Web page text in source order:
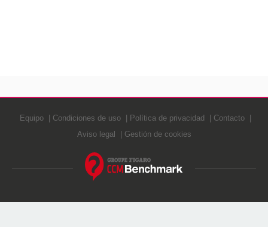
Equipo Condiciones de uso Política de privacidad
Contacto
Aviso legal
Gestión de cookies